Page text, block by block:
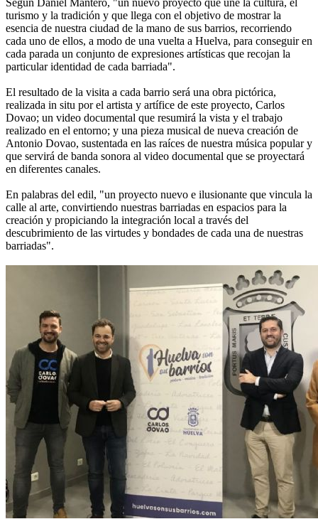
Según Daniel Mantero, "un nuevo proyecto que une la cultura, el
turismo y la tradición y que llega con el objetivo de mostrar la
esencia de nuestra ciudad de la mano de sus barrios, recorriendo
cada uno de ellos, a modo de una vuelta a Huelva, para conseguir en
cada parada un conjunto de expresiones artísticas que recojan la
particular identidad de cada barriada".
El resultado de la visita a cada barrio será una obra pictórica,
realizada in situ por el artista y artífice de este proyecto, Carlos
Dovao; un video documental que resumirá la vista y el trabajo
realizado en el entorno; y una pieza musical de nueva creación de
Antonio Dovao, sustentada en las raíces de nuestra música popular y
que servirá de banda sonora al video documental que se proyectará
en diferentes canales.
En palabras del edil, "un proyecto nuevo e ilusionante que vincula la
calle al arte, convirtiendo nuestras barriadas en espacios para la
creación y propiciando la integración local a través del
descubrimiento de las virtudes y bondades de cada una de nuestras
barriadas".